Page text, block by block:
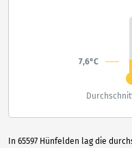
In 65597 Hünfelden lag die
7,6°C